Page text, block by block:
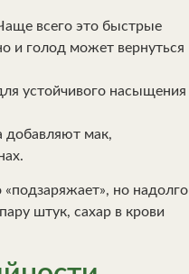
всего это быстрые
и голод может вернуться
устойчивого насыщения
добавляют мак,
но надолго
штук, сахар в крови